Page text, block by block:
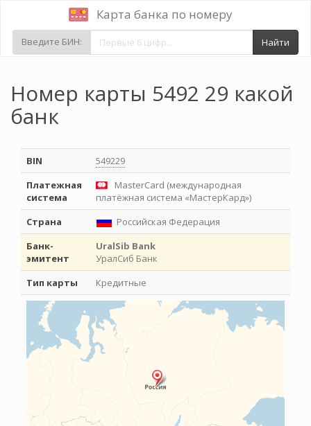
Карта банка по номеру
Введите БИН: Найти
Номер карты 5492 29 какой
банк
BIN
549229
Платежная
система
MasterCard (международная
платёжная система «МастерКард»)
Страна
Российская Федерация
Банк-
эмитент
UralSib Bank
УралСиб Банк
Тип карты
Кредитные